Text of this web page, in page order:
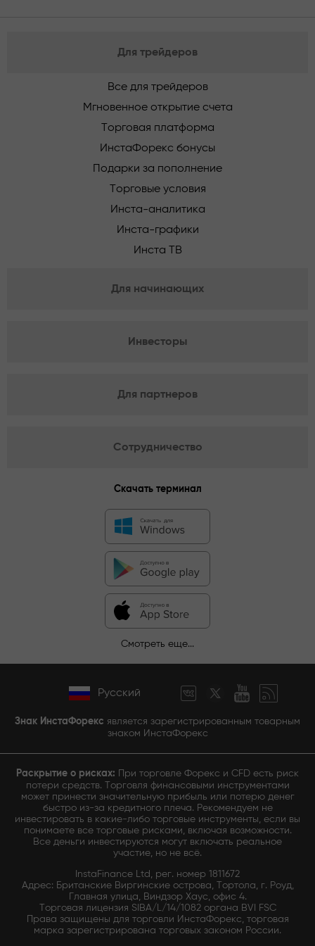
Для трейдеров
Все для трейдеров
Мгновенное открытие счета
Торговая платформа
ИнстаФорекс бонусы
Подарки за пополнение
Торговые условия
Инста-аналитика
Инста-графики
Инста ТВ
Для начинающих
Инвесторы
Для партнеров
Сотрудничество
Скачать терминал
Смотреть еще...
Русский
Знак ИнстаФорекс является зарегистрированным товарным
знаком ИнстаФорекс
Раскрытие о рисках: При торговле Форекс и CFD есть риск
потери средств. Торговля финансовыми инструментами
может принести значительную прибыль или потерю денег
быстро из-за кредитного плеча. Рекомендуем не
инвестировать в какие-либо торговые инструменты, если вы
понимаете все торговые рисками, включая возможности.
Все деньги инвестируются могут включать реальное
участие, но не всё.
InstaFinance Ltd, рег. номер 1811672
Адрес: Британские Виргинские острова, Тортола, г. Роуд,
Главная улица, Виндзор Хаус, офис 4.
Торговая лицензия SIBA/L/14/1082 органа BVI FSC
Права защищены для торговли ИнстаФорекс, торговая
марка зарегистрирована торговых законом России.